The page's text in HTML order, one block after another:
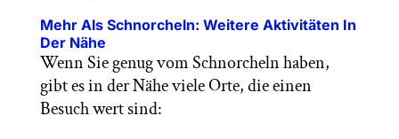
Mehr Als Schnorcheln: Weitere Aktivitäten In
Der Nähe
Wenn Sie genug vom Schnorcheln haben,
gibt es in der Nähe viele Orte, die einen
Besuch wert sind: